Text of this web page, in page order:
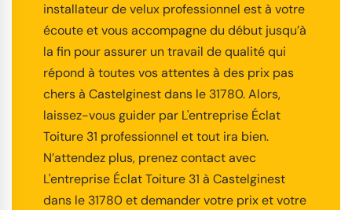
installateur de velux professionnel est à votre
écoute et vous accompagne du début jusqu’à
la fin pour assurer un travail de qualité qui
répond à toutes vos attentes à des prix pas
chers à Castelginest dans le 31780. Alors,
laissez-vous guider par L'entreprise Éclat
Toiture 31 professionnel et tout ira bien.
N’attendez plus, prenez contact avec
L'entreprise Éclat Toiture 31 à Castelginest
dans le 31780 et demander votre prix et votre